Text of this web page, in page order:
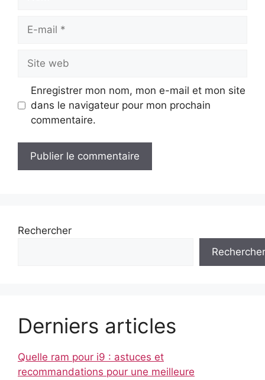
mail
web
Enregistrer mon nom, mon e-mail et mon site
dans le navigateur pour mon prochain
commentaire.
Rechercher
Rechercher
Derniers articles
Quelle ram pour i9 : astuces et
recommandations pour une meilleure